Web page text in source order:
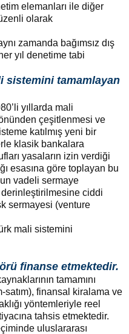
elemanları ile diğer
olarak
zamanda bağımsız dış
yıl denetime tabi
sistemini tamamlayan
yıllarda mali
çeşitlenmesi ve
katılmış yeni bir
klasik bankalara
yasaların izin verdiği
esasına göre toplayan bu
vadeli sermaye
derinleştirilmesine ciddi
sermayesi (venture
mali sistemini
finanse etmektedir.
tamamını
satım), finansal kiralama ve
yöntemleriyle reel
tahsis etmektedir.
uluslararası